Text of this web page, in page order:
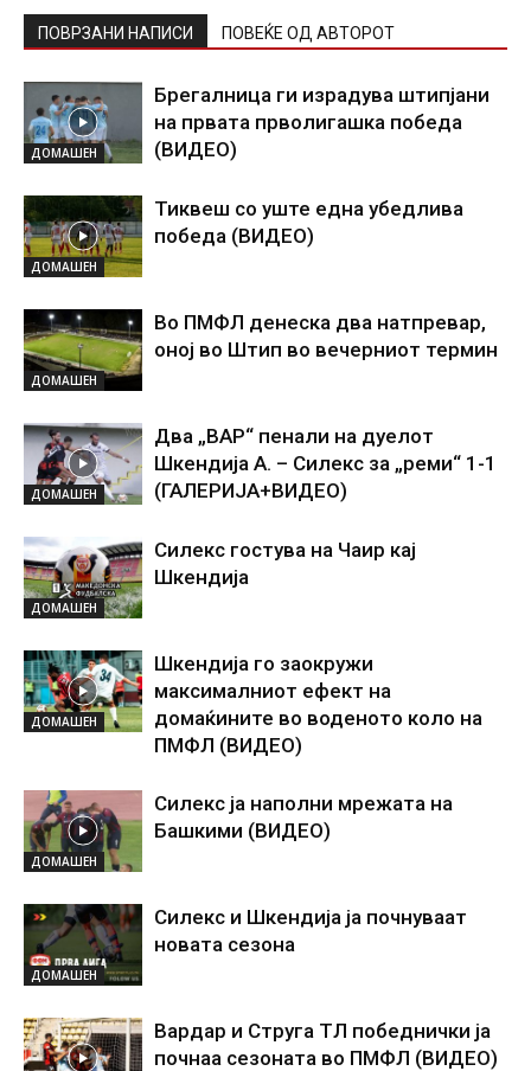
ПОВРЗАНИ НАПИСИ ПОВЕЌЕ ОД АВТОРОТ
ДОМАШЕН
Брегалница ги израдува штипјани
на првата прволигашка победа
(ВИДЕО)
ДОМАШЕН
Тиквеш со уште една убедлива
победа (ВИДЕО)
ДОМАШЕН
Во ПМФЛ денеска два натпревар,
оној во Штип во вечерниот термин
ДОМАШЕН
Два „ВАР“ пенали на дуелот
Шкендија А. – Силекс за „реми“ 1-1
(ГАЛЕРИЈА+ВИДЕО)
ДОМАШЕН
Силекс гостува на Чаир кај
Шкендија
ДОМАШЕН
Шкендија го заокружи
максималниот ефект на
домаќините во воденото коло на
ПМФЛ (ВИДЕО)
ДОМАШЕН
Силекс ја наполни мрежата на
Башкими (ВИДЕО)
ДОМАШЕН
Силекс и Шкендија ја почнуваат
новата сезона
Вардар и Струга ТЛ победнички ја
почнаа сезоната во ПМФЛ (ВИДЕО)